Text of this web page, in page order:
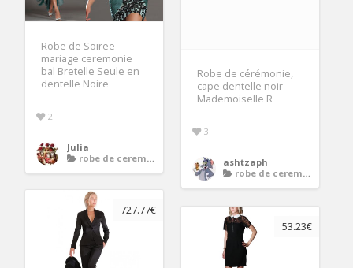
Robe de Soiree
mariage ceremonie
bal Bretelle Seule en
dentelle Noire
2
Julia
robe de ceremonie noire
Robe de cérémonie,
cape dentelle noir
Mademoiselle R
3
ashtzaph
robe de ceremonie noire
727.77€
53.23€